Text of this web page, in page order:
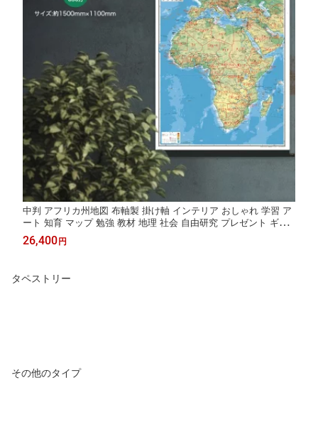
中判 アフリカ州地図 布軸製 掛け軸 インテリア おしゃれ 学習 ア
ート 知育 マップ 勉強 教材 地理 社会 自由研究 プレゼント ギフ
ト 伝統 日本文化 入学祝い 受験 モダン
26,400 円
タペストリー
その他のタイプ